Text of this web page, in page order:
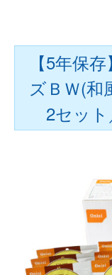
【5年保
ズＢＷ(和
2セット